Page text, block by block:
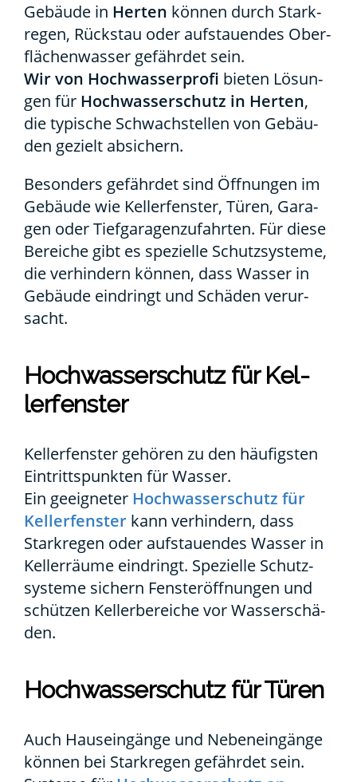
Gebäu­de in Her­ten kön­nen durch Stark­
re­gen, Rück­stau oder auf­stau­en­des Ober­
flä­chen­was­ser gefähr­det sein.
Wir von Hoch­was­ser­pro­fi bie­ten Lösun­
gen für Hoch­was­ser­schutz in Her­ten,
die typi­sche Schwach­stel­len von Gebäu­
den gezielt absi­chern.
Beson­ders gefähr­det sind Öff­nun­gen im
Gebäu­de wie Kel­ler­fens­ter, Türen, Gara­
gen oder Tief­ga­ra­gen­zu­fahr­ten. Für die­se
Berei­che gibt es spe­zi­el­le Schutz­sys­te­me,
die ver­hin­dern kön­nen, dass Was­ser in
Gebäu­de ein­dringt und Schä­den ver­ur­
sacht.
Hoch­was­ser­schutz für Kel­
ler­fens­ter
Kel­ler­fens­ter gehö­ren zu den häu­figs­ten
Ein­tritts­punk­ten für Was­ser.
Ein geeig­ne­ter Hoch­was­ser­schutz für
Kel­ler­fens­ter kann ver­hin­dern, dass
Stark­re­gen oder auf­stau­en­des Was­ser in
Kel­ler­räu­me ein­dringt. Spe­zi­el­le Schutz­
sys­te­me sichern Fens­ter­öff­nun­gen und
schüt­zen Kel­ler­be­rei­che vor Was­ser­schä­
den.
Hoch­was­ser­schutz für Türen
Auch Haus­ein­gän­ge und Neben­ein­gän­ge
kön­nen bei Stark­re­gen gefähr­det sein.